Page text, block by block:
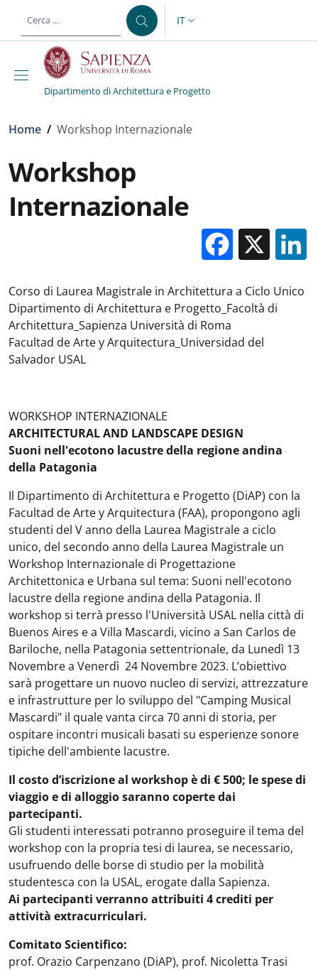
al contenuto principale
SELETTORE LINGUA:
IT
Dipartimento di Architettura e Progetto
Briciole di pane
Home / Workshop Internazionale
Workshop
Internazionale
X
Corso di Laurea Magistrale in Architettura a Ciclo Unico
Dipartimento di Architettura e Progetto_Facoltà di
Architettura_Sapienza Università di Roma
Facultad de Arte y Arquitectura_Universidad del
Salvador USAL
WORKSHOP INTERNAZIONALE
ARCHITECTURAL AND LANDSCAPE DESIGN
Suoni nell'ecotono lacustre della regione andina
della Patagonia
Il Dipartimento di Architettura e Progetto (DiAP) con la
Facultad de Arte y Arquitectura (FAA), propongono agli
studenti del V anno della Laurea Magistrale a ciclo
unico, del secondo anno della Laurea Magistrale un
Workshop Internazionale di Progettazione
Architettonica e Urbana sul tema: Suoni nell'ecotono
lacustre della regione andina della Patagonia. Il
workshop si terrà presso l'Università USAL nella città di
Buenos Aires e a Villa Mascardi, vicino a San Carlos de
Bariloche, nella Patagonia settentrionale, da Lunedì 13
Novembre a Venerdì 24 Novembre 2023. L’obiettivo
sarà progettare un nuovo nucleo di servizi, attrezzature
e infrastrutture per lo sviluppo del "Camping Musical
Mascardi" il quale vanta circa 70 anni di storia, per
ospitare incontri musicali basati su esperienze sonore
tipiche dell'ambiente lacustre.
Il costo d’iscrizione al workshop è di € 500; le spese di
viaggio e di alloggio saranno coperte dai
partecipanti.
Gli studenti interessati potranno proseguire il tema del
workshop con la propria tesi di laurea, se necessario,
usufruendo delle borse di studio per la mobilità
studentesca con la USAL, erogate dalla Sapienza.
Ai partecipanti verranno attribuiti 4 crediti per
attività extracurriculari.
Comitato Scientifico:
prof. Orazio Carpenzano (DiAP), prof. Nicoletta Trasi